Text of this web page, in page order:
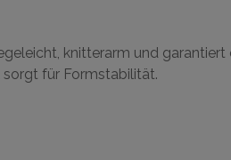
knitterarm und garantiert
sorgt für Formstabilität.